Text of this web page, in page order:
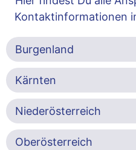
Kontaktinformationen
Burgenland
Kärnten
Niederösterreich
Oberösterreich